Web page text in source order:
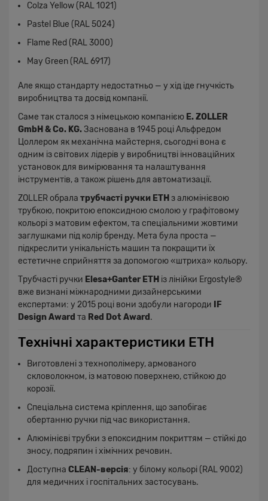
Colza Yellow (RAL 1021)
Pastel Blue (RAL 5024)
Flame Red (RAL 3000)
May Green (RAL 6917)
Але якщо стандарту недостатньо — у хід іде гнучкість
виробництва та досвід компанії.
Саме так сталося з німецькою компанією E. ZOLLER
GmbH & Co. KG.Заснована в 1945 році Альфредом
Цоллером як механічна майстерня, сьогодні вона є
одним із світових лідерів у виробництві інноваційних
установок для вимірювання та налаштування
інструментів, а також рішень для автоматизації.
ZOLLER обрала трубчасті ручки ETH з алюмінієвою
трубкою, покритою епоксидною смолою у графітовому
кольорі з матовим ефектом, та спеціальними жовтими
заглушками під колір бренду. Мета була проста —
підкреслити унікальність машин та покращити їх
естетичне сприйняття за допомогою «штриха» кольору.
Трубчасті ручки Elesa+Ganter ETH із лінійки Ergostyle®
вже визнані міжнародними дизайнерськими
експертами: у 2015 році вони здобули нагороди
IF
Design Award та Red Dot Award .
Технічні характеристики ETH
Виготовлені з технополімеру, армованого
скловолокном, із матовою поверхнею, стійкою до
корозії.
Спеціальна система кріплення, що запобігає
обертанню ручки під час використання.
Алюмінієві трубки з епоксидним покриттям — стійкі до
зносу, подряпин і хімічних речовин.
Доступна CLEAN-версія: у білому кольорі (RAL 9002)
для медичних і госпітальних застосувань.